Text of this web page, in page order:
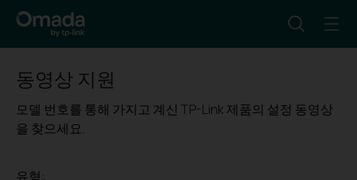
동영상 지원
모델 번호를 통해 가지고 계신 TP-Link 제품의 설정 동영상
을 찾으세요.
유형: